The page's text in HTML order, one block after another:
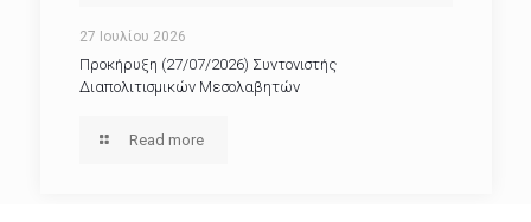
27 Ιουλίου 2026
Προκήρυξη (27/07/2026) Συντονιστής
Διαπολιτισμικών Μεσολαβητών
Read more